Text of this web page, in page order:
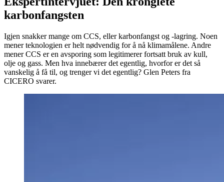
karbonfangsten
Igjen snakker mange om CCS, eller karbonfangst og -lagring. Noen
mener teknologien er helt nødvendig for å nå klimamålene. Andre
mener CCS er en avsporing som legitimerer fortsatt bruk av kull,
olje og gass. Men hva innebærer det egentlig, hvorfor er det så
vanskelig å få til, og trenger vi det egentlig? Glen Peters fra
CICERO svarer.